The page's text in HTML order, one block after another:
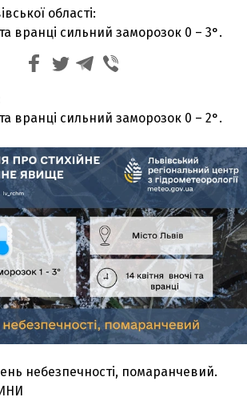
області:
вранці сильний заморозок 0 – 3°.
вранці сильний заморозок 0 – 2°.
небезпечності, помаранчевий.